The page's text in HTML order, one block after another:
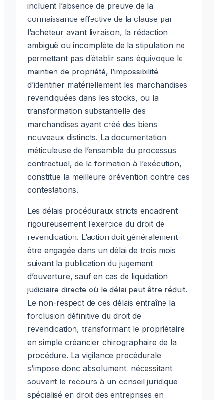
incluent l’absence de preuve de la
connaissance effective de la clause par
l’acheteur avant livraison, la rédaction
ambiguë ou incomplète de la stipulation ne
permettant pas d’établir sans équivoque le
maintien de propriété, l’impossibilité
d’identifier matériellement les marchandises
revendiquées dans les stocks, ou la
transformation substantielle des
marchandises ayant créé des biens
nouveaux distincts. La documentation
méticuleuse de l’ensemble du processus
contractuel, de la formation à l’exécution,
constitue la meilleure prévention contre ces
contestations.
Les délais procéduraux stricts encadrent
rigoureusement l’exercice du droit de
revendication. L’action doit généralement
être engagée dans un délai de trois mois
suivant la publication du jugement
d’ouverture, sauf en cas de liquidation
judiciaire directe où le délai peut être réduit.
Le non-respect de ces délais entraîne la
forclusion définitive du droit de
revendication, transformant le propriétaire
en simple créancier chirographaire de la
procédure. La vigilance procédurale
s’impose donc absolument, nécessitant
souvent le recours à un conseil juridique
spécialisé en droit des entreprises en